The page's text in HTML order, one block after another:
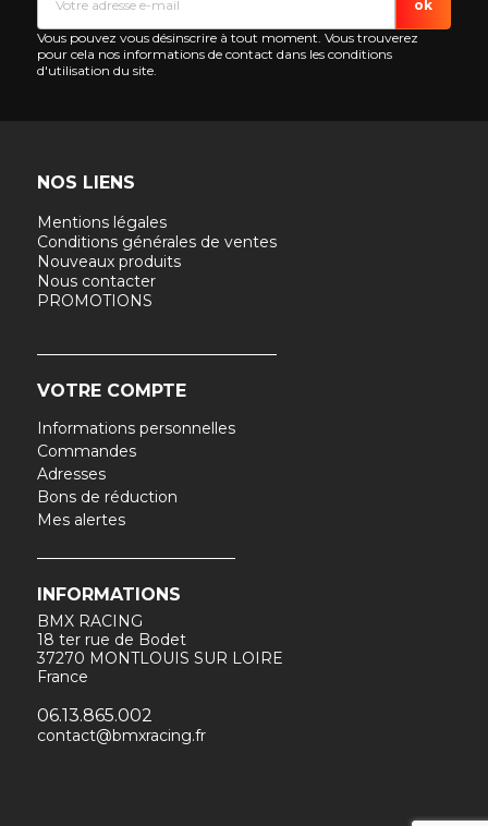
Vous pouvez vous désinscrire à tout moment. Vous trouverez
pour cela nos informations de contact dans les conditions
d'utilisation du site.
NOS LIENS
Mentions légales
Conditions générales de ventes
Nouveaux produits
Nous contacter
PROMOTIONS
VOTRE COMPTE
Informations personnelles
Commandes
Adresses
Bons de réduction
Mes alertes
INFORMATIONS
BMX RACING
18 ter rue de Bodet
37270 MONTLOUIS SUR LOIRE
France
06.13.865.002
contact@bmxracing.fr